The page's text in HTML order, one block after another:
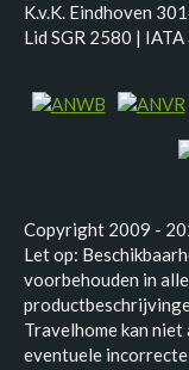
K.v.K. Eindhoven
Lid SGR 2580 |
Copyright 2009 -
Let op:
voorbehouden in
Travelhome kan
eventuele